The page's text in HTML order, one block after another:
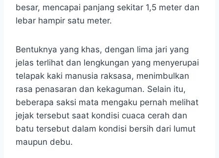
besar, mencapai panjang sekitar 1,5 meter dan
lebar hampir satu meter.
Bentuknya yang khas, dengan lima jari yang
jelas terlihat dan lengkungan yang menyerupai
telapak kaki manusia raksasa, menimbulkan
rasa penasaran dan kekaguman. Selain itu,
beberapa saksi mata mengaku pernah melihat
jejak tersebut saat kondisi cuaca cerah dan
batu tersebut dalam kondisi bersih dari lumut
maupun debu.